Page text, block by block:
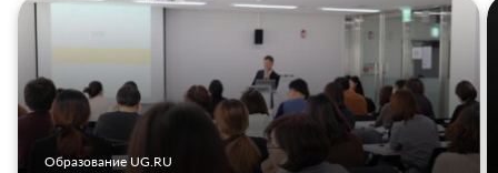
Образование UG.RU